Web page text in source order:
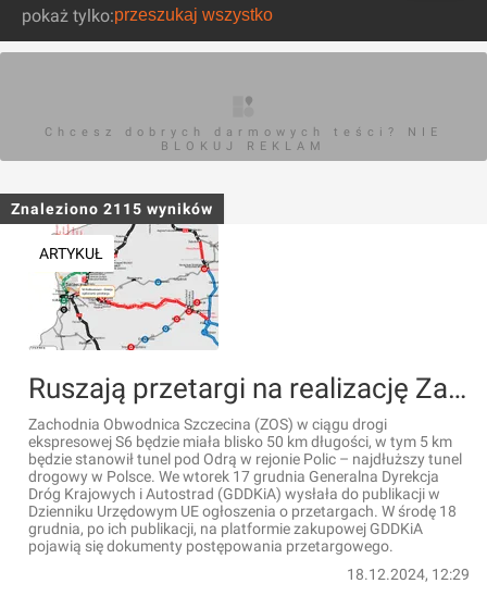
pokaż tylko:
Chcesz dobrych darmowych teści? NIE
BLOKUJ REKLAM
Znaleziono 2115 wyników
ARTYKUŁ
Ruszają przetargi na realizację Zachodniej Obwodnicy Szczecina z tunelem pod Odrą [FILMY+WIZUALIZACJE]
Zachodnia Obwodnica Szczecina (ZOS) w ciągu drogi
ekspresowej S6 będzie miała blisko 50 km długości, w tym 5 km
będzie stanowił tunel pod Odrą w rejonie Polic – najdłuższy tunel
drogowy w Polsce. We wtorek 17 grudnia Generalna Dyrekcja
Dróg Krajowych i Autostrad (GDDKiA) wysłała do publikacji w
Dzienniku Urzędowym UE ogłoszenia o przetargach. W środę 18
grudnia, po ich publikacji, na platformie zakupowej GDDKiA
pojawią się dokumenty postępowania przetargowego.
18.12.2024, 12:29